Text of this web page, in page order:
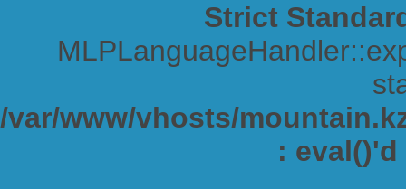
Strict
/var/www/vhosts/
: